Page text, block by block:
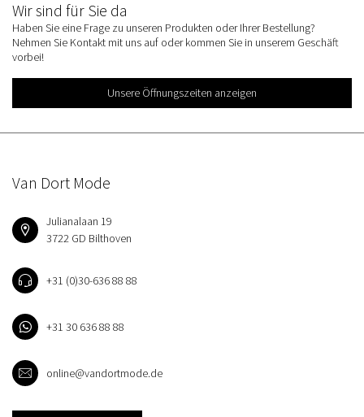
Wir sind für Sie da
Haben Sie eine Frage zu unseren Produkten oder Ihrer Bestellung?
Nehmen Sie Kontakt mit uns auf oder kommen Sie in unserem Geschäft
vorbei!
Unsere Öffnungszeiten anzeigen
Van Dort Mode
Julianalaan 19
3722 GD Bilthoven
+31 (0)30-636 88 88
+31 30 636 88 88
online@vandortmode.de